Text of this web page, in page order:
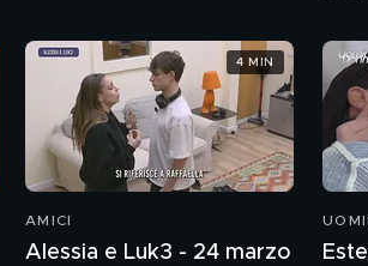
AMICI
Alessia e Luk3 - 24 marzo
4 MIN